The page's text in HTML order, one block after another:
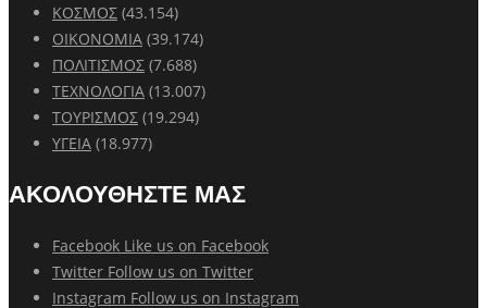
ΚΟΣΜΟΣ (43.154)
ΟΙΚΟΝΟΜΙΑ (39.174)
ΠΟΛΙΤΙΣΜΟΣ (7.688)
ΤΕΧΝΟΛΟΓΙΑ (13.007)
ΤΟΥΡΙΣΜΟΣ (19.294)
ΥΓΕΙΑ (18.977)
ΑΚΟΛΟΥΘΗΣΤΕ ΜΑΣ
Facebook Like us on Facebook
Twitter Follow us on Twitter
Instagram Follow us on Instagram